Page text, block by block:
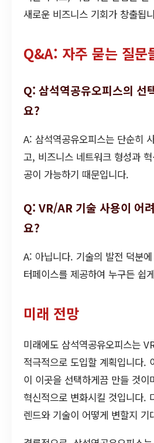
새로운 비즈니스 기회가 창출됩
Q&A: 자주 묻는 질문
Q: 삼석역공유오피스의 선
요?
A: 삼석역공유오피스는 단순히
고, 비즈니스 네트워크 형성과
공이 가능하기 때문입니다.
Q: VR/AR 기술 사용이 어
요?
A: 아닙니다. 기술의 발전 덕분
터페이스를 제공하여 누구든 쉽
미래 전망
미래에도 삼석역공유오피스는
적극적으로 도입할 계획입니다.
이 이곳을 선택하게끔 만들 것이
혁신적으로 변화시킬 것입니다.
렌드와 기술이 어떻게 변할지 기